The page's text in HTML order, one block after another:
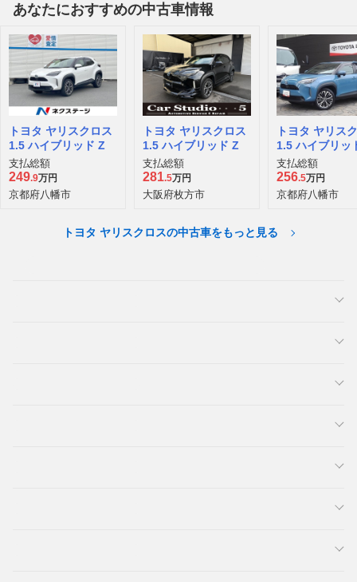
あなたにおすすめの中古車情報
トヨタ ヤリスクロス
1.5 ハイブリッド Z
支払総額
249.9万円
京都府八幡市
トヨタ ヤリスクロス
1.5 ハイブリッド Z
支払総額
281.5万円
大阪府枚方市
トヨタ ヤリス
1.5 ハイブリッ
支払総額
256.5万円
京都府八幡市
トヨタ ヤリスクロスの中古車をもっと見る